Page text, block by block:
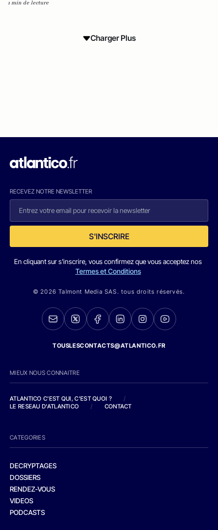
1 min de lecture
Charger Plus
RECEVEZ NOTRE NEWSLETTER
S'INSCRIRE
En cliquant sur s'inscrire, vous confirmez que vous acceptez nos
Termes et Conditions
© 2026 Talmont Media SAS. tous droits réservés.
TOUSLESCONTACTS@ATLANTICO.FR
MIEUX NOUS CONNAITRE
ATLANTICO C'EST QUI, C'EST QUOI ?
/
LE RESEAU D'ATLANTICO
/ CONTACT
CATEGORIES
DECRYPTAGES
DOSSIERS
RENDEZ-VOUS
VIDEOS
PODCASTS